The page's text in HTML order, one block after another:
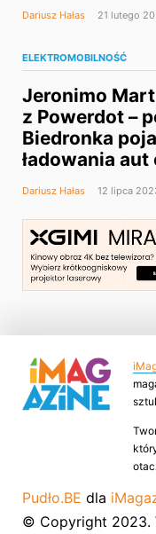
Dariusz Hałas 21 lutego
ELEKTROMOBILNOŚĆ
Jeronimo
z Powerdot –
Biedronka
ładowania
Dariusz Hałas 12 lipca
Pudło.BE dla
© Copyright 2023.